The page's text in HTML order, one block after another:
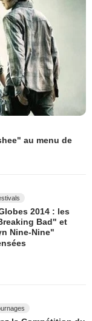
au menu de
2014 : les
Bad" et
Nine-Nine"